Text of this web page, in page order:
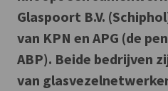
Glaspoort B.V.
van KPN en APG (de
ABP). Beide bedrijven
van